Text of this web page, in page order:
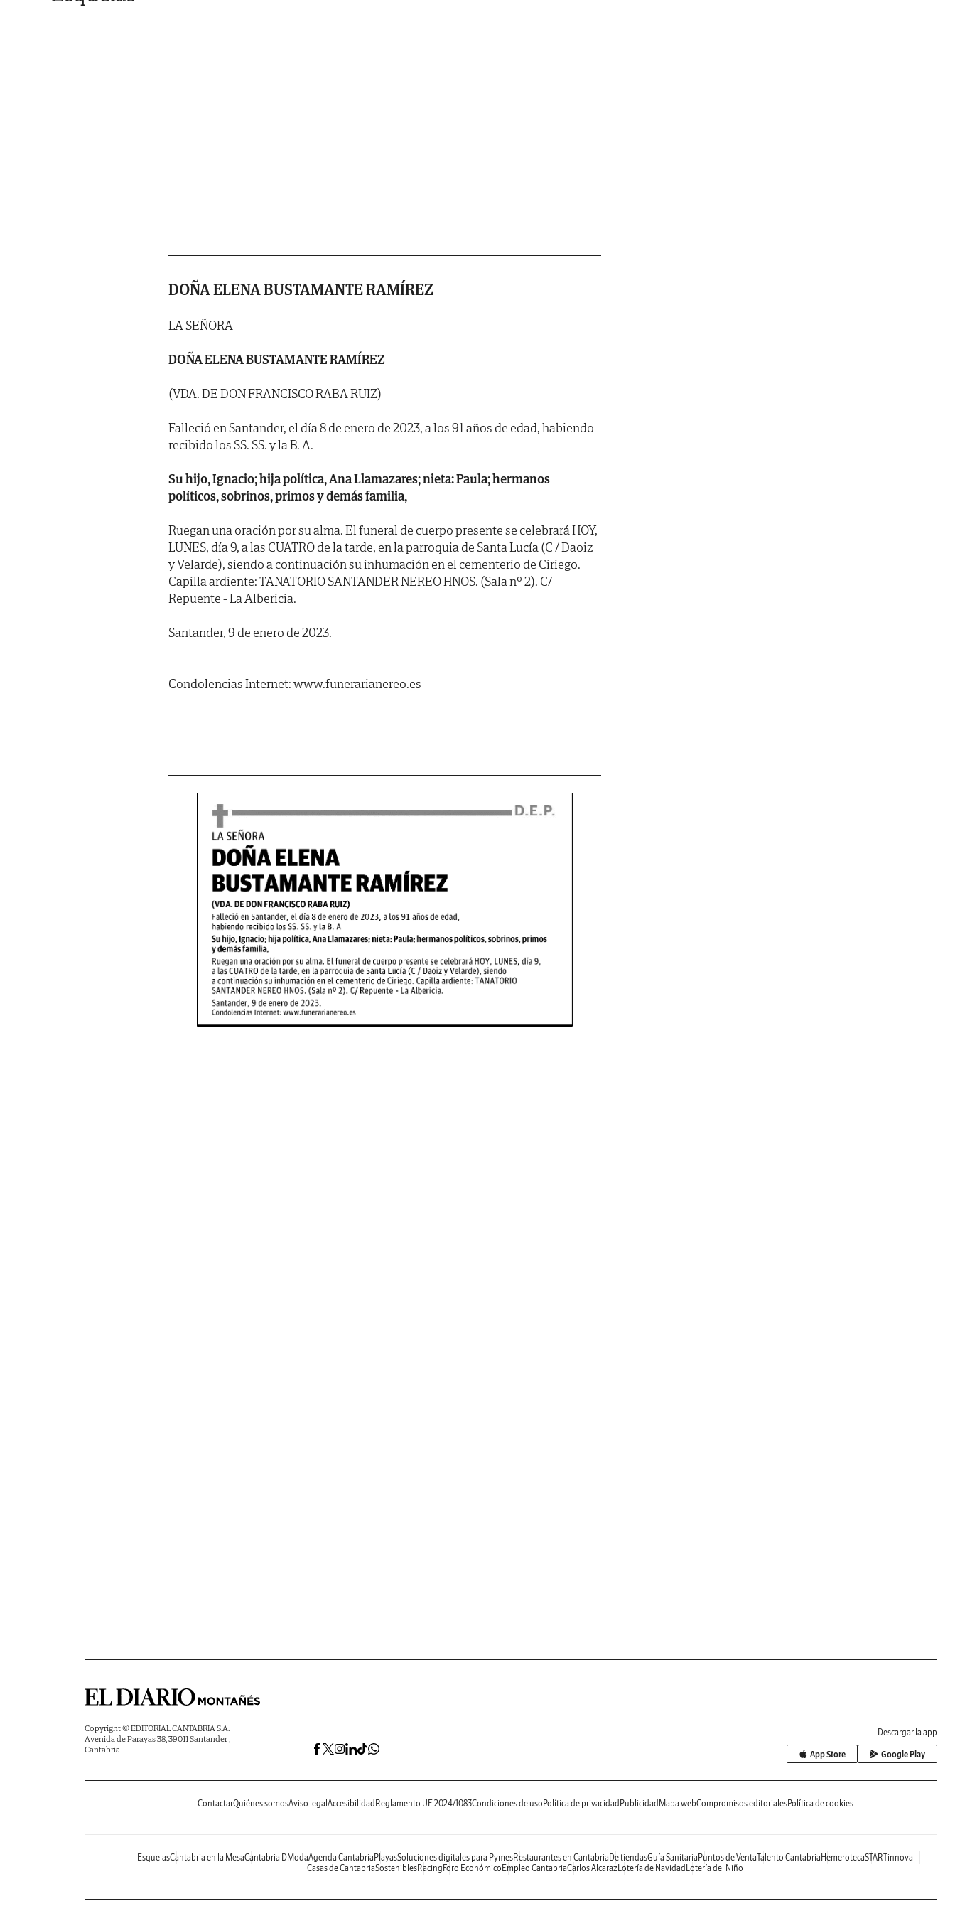
DOÑA ELENA BUSTAMANTE RAMÍREZ
LA SEÑORA
DOÑA ELENA BUSTAMANTE RAMÍREZ
(VDA. DE DON FRANCISCO RABA RUIZ)
Falleció en Santander, el día 8 de enero de 2023, a los 91 años de edad, habiendo
recibido los SS. SS. y la B. A.
Su hijo, Ignacio; hija política, Ana Llamazares; nieta: Paula; hermanos
políticos, sobrinos, primos y demás familia,
Ruegan una oración por su alma. El funeral de cuerpo presente se celebrará HOY,
LUNES, día 9, a las CUATRO de la tarde, en la parroquia de Santa Lucía (C / Daoiz
y Velarde), siendo a continuación su inhumación en el cementerio de Ciriego.
Capilla ardiente: TANATORIO SANTANDER NEREO HNOS. (Sala nº 2). C/
Repuente - La Albericia.
Santander, 9 de enero de 2023.
Condolencias Internet: www.funerarianereo.es
Copyright © EDITORIAL CANTABRIA S.A.
Avenida de Parayas 38, 39011 Santander ,
Cantabria
Descargar la app
App Store Google Play
ContactarQuiénes somosAviso legal Accesibilidad Reglamento UE 2024/1083Condiciones de uso Política de privacidad Publicidad Mapa webCompromisos editorialesPolítica de cookies
EsquelasCantabria en la MesaCantabria DModaAgenda Cantabria PlayasSoluciones digitales para PymesRestaurantes en Cantabria De tiendasGuía Sanitaria Puntos de VentaTalento Cantabria HemerotecaSTARTinnova
Casas de CantabriaSosteniblesRacing Foro Económico Empleo CantabriaCarlos AlcarazLotería de Navidad Lotería del Niño